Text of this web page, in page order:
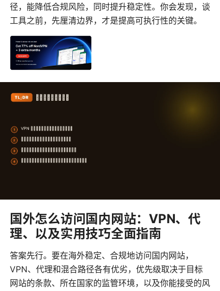
径，能降低合规风险，同时提升稳定性。你会发现，谈
工具之前，先厘清边界，才是提高可执行性的关键。
国外怎么访问国内网站：VPN、代
理、以及实用技巧全面指南
答案先行。要在海外稳定、合规地访问国内网站，
VPN、代理和混合路径各有优劣，优先级取决于目标
网站的条款、所在国家的监管环境，以及你能接受的风